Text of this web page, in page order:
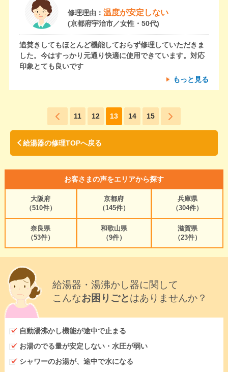
修理理由： 温度が安定しない
(京都府宇治市／女性・50代)
追焚きしてもほとんど機能しておらず修理していただきま
した。今はすっかり元通り快適に使用できています。対応
印象とても良いです
もっと見る
11 12 13 14 15
給湯器の修理TOPへ戻る
お客さまの声をエリアから探す
大阪府
（510件）
京都府
（145件）
兵庫県
（304件）
奈良県
（53件）
和歌山県
（9件）
滋賀県
（23件）
給湯器・湯沸かし器に関して
こんなお困りごとはありませんか？
自動湯沸かし機能が途中で止まる
お湯のでる量が安定しない・水圧が弱い
シャワーのお湯が、途中で水になる